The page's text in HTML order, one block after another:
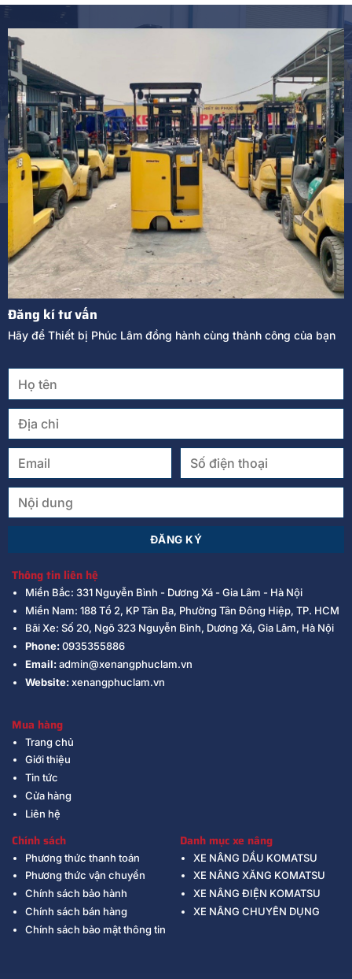
Đăng kí tư vấn
Hãy để Thiết bị Phúc Lâm đồng hành cùng thành công của bạn
Thông tin liên hệ
Miền Bắc: 331 Nguyễn Bình - Dương Xá - Gia Lâm - Hà Nội
Miền Nam: 188 Tổ 2, KP Tân Ba, Phường Tân Đông Hiệp, TP. HCM
Bãi Xe: Số 20, Ngõ 323 Nguyễn Bình, Dương Xá, Gia Lâm, Hà Nội
Phone:0935355886
Email:admin@xenangphuclam.vn
Website:xenangphuclam.vn
Mua hàng
Trang chủ
Giới thiệu
Tin tức
Cửa hàng
Liên hệ
Chính sách
Phương thức thanh toán
Phương thức vận chuyển
Chính sách bảo hành
Chính sách bán hàng
Chính sách bảo mật thông tin
Danh mục xe nâng
XE NÂNG DẦU KOMATSU
XE NÂNG XĂNG KOMATSU
XE NÂNG ĐIỆN KOMATSU
XE NÂNG CHUYÊN DỤNG